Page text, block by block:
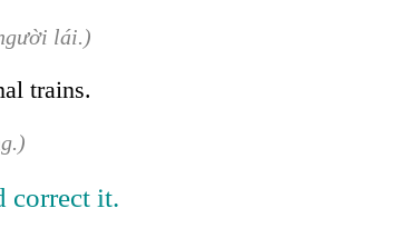
lái.)
trains.
correct it.